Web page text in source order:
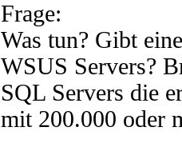
Frage:
Was tun? Gibt
WSUS Servers?
SQL Servers die
mit 200.000 oder